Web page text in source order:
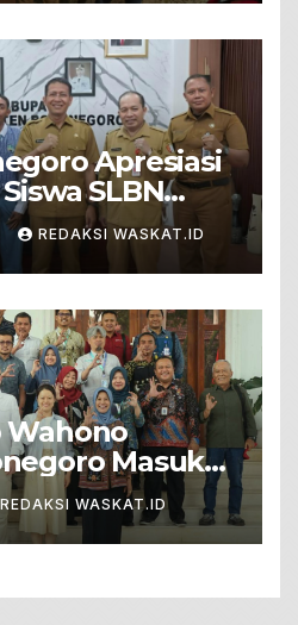
Apresiasi
SLBN
Masuk
Nasional
REDAKSI WASKAT.ID
Wahono
Masuk
Geopark
REDAKSI WASKAT.ID